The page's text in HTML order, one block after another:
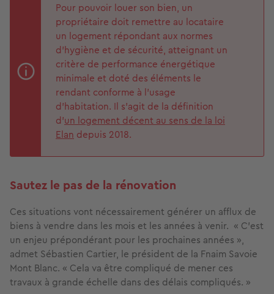
Pour pouvoir louer son bien, un
propriétaire doit remettre au locataire
un logement répondant aux normes
d'hygiène et de sécurité, atteignant un
critère de performance énergétique
minimale et doté des éléments le
rendant conforme à l'usage
d'habitation. Il s'agit de la définition
d'un logement décent au sens de la loi
Elan depuis 2018.
Sautez le pas de la rénovation
Ces situations vont nécessairement générer un afflux de
biens à vendre dans les mois et les années à venir. « C’est
un enjeu prépondérant pour les prochaines années »,
admet Sébastien Cartier, le président de la Fnaim Savoie
Mont Blanc. « Cela va être compliqué de mener ces
travaux à grande échelle dans des délais compliqués. »